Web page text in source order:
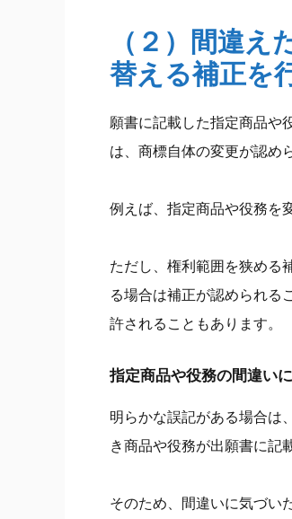
（２）間違
替える補正を
願書に記載した指定商品や
は、商標自体の変更が認め
例えば、指定商品や役務を
ただし、権利範囲を狭める
る場合は補正が認められる
許されることもあります。
指定商品や役務の間違い
明らかな誤記がある場合は
き商品や役務が出願書に記
そのため、間違いに気づい